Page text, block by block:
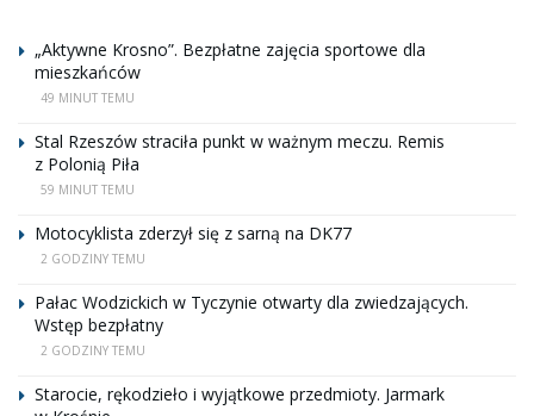
„Aktywne Krosno”. Bezpłatne zajęcia sportowe dla
mieszkańców
49 MINUT TEMU
Stal Rzeszów straciła punkt w ważnym meczu. Remis
z Polonią Piła
59 MINUT TEMU
Motocyklista zderzył się z sarną na DK77
2 GODZINY TEMU
Pałac Wodzickich w Tyczynie otwarty dla zwiedzających.
Wstęp bezpłatny
2 GODZINY TEMU
Starocie, rękodzieło i wyjątkowe przedmioty. Jarmark